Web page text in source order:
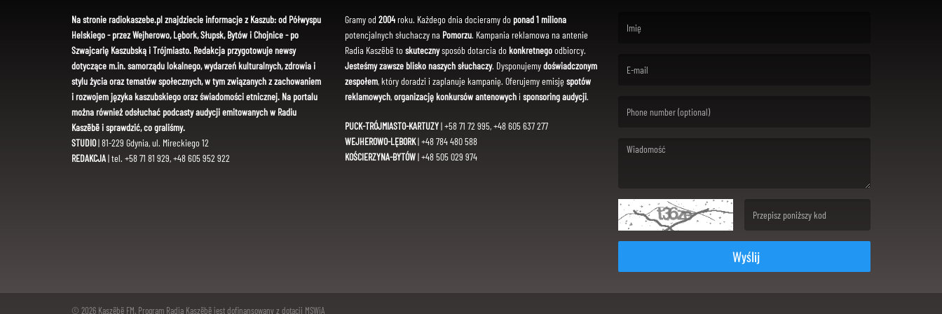
Na stronie radiokaszebe.pl znajdziecie informacje z Kaszub: od Półwyspu
Helskiego - przez Wejherowo, Lębork, Słupsk, Bytów i Chojnice - po
Szwajcarię Kaszubską i Trójmiasto. Redakcja przygotowuje newsy
dotyczące m.in. samorządu lokalnego, wydarzeń kulturalnych, zdrowia i
stylu życia oraz tematów społecznych, w tym związanych z zachowaniem
i rozwojem języka kaszubskiego oraz świadomości etnicznej. Na portalu
można również odsłuchać podcasty audycji emitowanych w Radiu
Kaszëbë i sprawdzić, co graliśmy.
STUDIO| 81-229 Gdynia, ul. Mireckiego 12
REDAKCJA| tel. +58 71 81 929, +48 605 952 922
Gramy od 2004roku. Każdego dnia docieramy do ponad 1 miliona
potencjalnych słuchaczy na Pomorzu. Kampania reklamowa na antenie
Radia Kaszëbë toskutecznysposób dotarcia dokonkretnegoodbiorcy.
Jesteśmy zawsze blisko naszych słuchaczy. Dysponujemydoświadczonym
zespołem, który doradzi i zaplanuje kampanię. Oferujemy emisję spotów
reklamowych,organizację konkursów antenowychi sponsoring audycji.
PUCK-TRÓJMIASTO-KARTUZY| +58 71 72 995, +48 605 637 277
WEJHEROWO-LĘBORK| +48 784 480 588
KOŚCIERZYNA-BYTÓW| +48 505 029 974
Wyślij
© 2026 Kaszëbë FM. Program Radia Kaszëbë jest dofinansowany z dotacji MSWiA